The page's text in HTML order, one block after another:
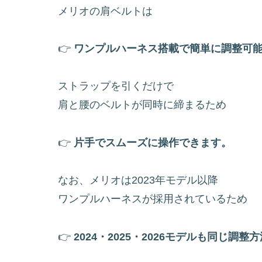
メリオの肩ベルトは
👉 ワンプルハーネス搭載で簡単に調整可能
ストラップを引くだけで
肩と腰のベルトが同時に締まるため
👉 片手でスムーズに操作できます。
なお、メリオは2023年モデル以降
ワンプルハーネスが採用されているため
👉 2024・2025・2026モデルも同じ調整方